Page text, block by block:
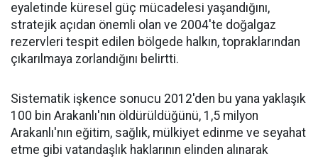
eyaletinde küresel güç mücadelesi yaşandığını,
stratejik açıdan önemli olan ve 2004'te doğalgaz
rezervleri tespit edilen bölgede halkın, topraklarından
çıkarılmaya zorlandığını belirtti.
Sistematik işkence sonucu 2012'den bu yana yaklaşık
100 bin Arakanlı'nın öldürüldüğünü, 1,5 milyon
Arakanlı'nın eğitim, sağlık, mülkiyet edinme ve seyahat
etme gibi vatandaşlık haklarının elinden alınarak